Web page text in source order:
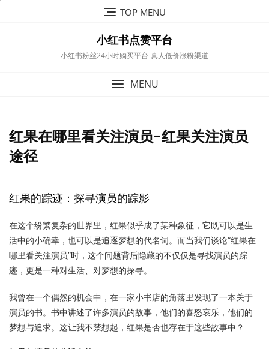
TOP MENU
小红书点赞平台
小红书粉丝24小时购买平台-真人低价涨粉渠道
MENU
红果在哪里看关注演员-红果关注演员
途径
红果的踪迹：探寻演员的踪影
在这个纷繁复杂的世界里，红果似乎成了某种象征，它既可以是生
活中的小确幸，也可以是追逐梦想的代名词。而当我们谈论“红果在
哪里看关注演员”时，这个问题背后隐藏的不仅仅是寻找演员的踪
迹，更是一种对生活、对梦想的探寻。
我曾在一个偶然的机会中，在一家小书店的角落里发现了一本关于
演员的书。书中讲述了许多演员的故事，他们的喜怒哀乐，他们的
梦想与追求。这让我不禁想起，红果是否也存在于这些故事中？